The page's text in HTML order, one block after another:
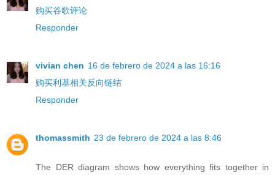
购买谷歌评论
Responder
vivian chen 16 de febrero de 2024 a las 16:16
购买利基相关反向链结
Responder
thomassmith 23 de febrero de 2024 a las 8:46
The DER diagram shows how everything fits together in